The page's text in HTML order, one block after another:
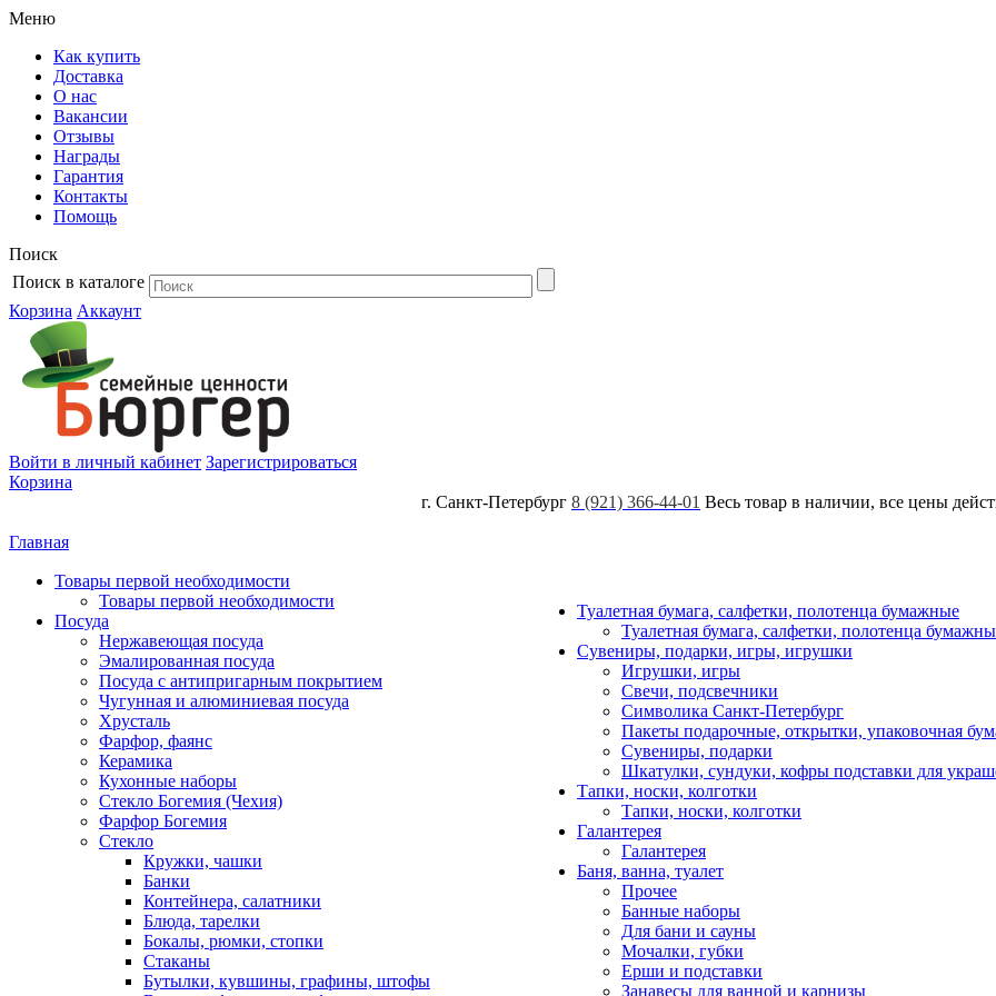
Меню
Как купить
Доставка
О нас
Вакансии
Отзывы
Награды
Гарантия
Контакты
Помощь
Поиск
Поиск в каталоге
Корзина Аккаунт
Войти в личный кабинет Зарегистрироваться
Корзина
г. Санкт-Петербург 8 (921) 366-44-01 Весь товар в наличии, все цены
Главная
Товары первой необходимости
Товары первой необходимости
Посуда
Нержавеющая посуда
Эмалированная посуда
Посуда с антипригарным покрытием
Чугунная и алюминиевая посуда
Хрусталь
Фарфор, фаянс
Керамика
Кухонные наборы
Стекло Богемия (Чехия)
Фарфор Богемия
Стекло
Кружки, чашки
Банки
Контейнера, салатники
Блюда, тарелки
Бокалы, рюмки, стопки
Стаканы
Бутылки, кувшины, графины, штофы
Туалетная бумага, салфетки, полотенца бумажные
Туалетная бумага, салфетки, полотенца
Сувениры, подарки, игры, игрушки
Игрушки, игры
Свечи, подсвечники
Символика Санкт-Петербург
Пакеты подарочные, открытки, упаковочная
Сувениры, подарки
Шкатулки, сундуки, кофры подставки для
Тапки, носки, колготки
Тапки, носки, колготки
Галантерея
Галантерея
Баня, ванна, туалет
Прочее
Банные наборы
Для бани и сауны
Мочалки, губки
Ерши и подставки
Занавесы для ванной и карнизы